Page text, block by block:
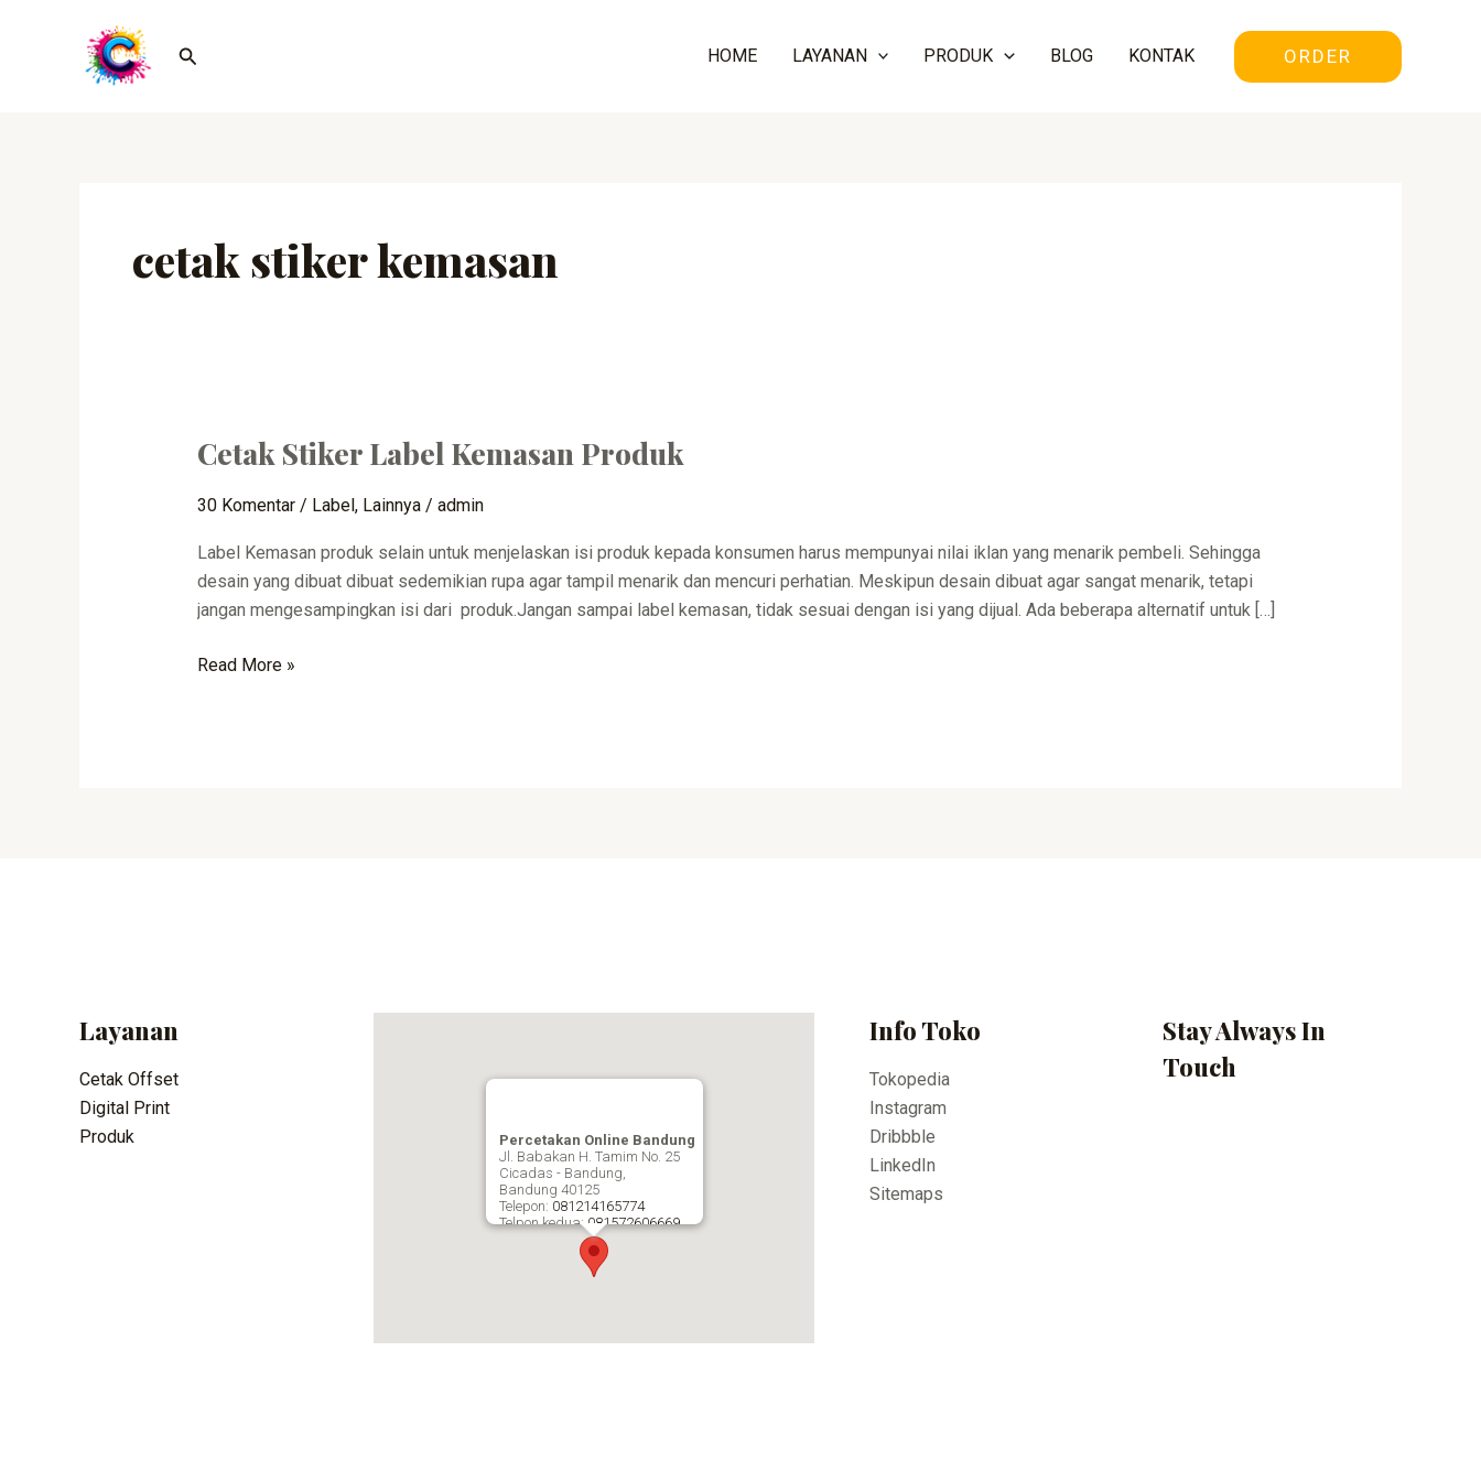
Cari HOME LAYANAN PRODUK BLOG KONTAK ORDER
cetak stiker kemasan
Cetak Stiker Label Kemasan Produk
30 Komentar / Label, Lainnya/ admin
Label Kemasan produk selain untuk menjelaskan isi produk kepada konsumen harus mempunyai nilai iklan yang menarik pembeli. Sehingga
desain yang dibuat dibuat sedemikian rupa agar tampil menarik dan mencuri perhatian. Meskipun desain dibuat agar sangat menarik, tetapi
jangan mengesampingkan isi dari produk.Jangan sampai label kemasan, tidak sesuai dengan isi yang dijual. Ada beberapa alternatif untuk […]
Cetak
Label
Produk
Read More »
Layanan
Cetak Offset
Digital Print
Produk
Percetakan Online Bandung
Jl. Babakan H. Tamim No. 25
Cicadas - Bandung,
Bandung 40125
Telepon: 081214165774
Telpon kedua: 081572606669
Percetakan Online Bandung
Info Toko
Tokopedia
Instagram
Dribbble
LinkedIn
Sitemaps
Stay Always In
Touch